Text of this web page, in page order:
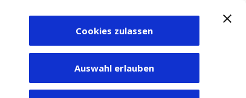
Cookies zulassen
Auswahl erlauben
Zum Depot